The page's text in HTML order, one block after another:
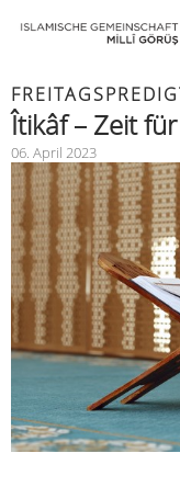
Îtikâf – Zeit
06. April 2023